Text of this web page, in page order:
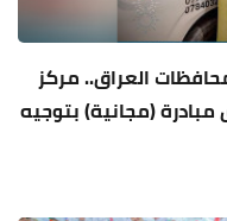
العراق.. مركز
مبادرة (مجانية) بتوجيه